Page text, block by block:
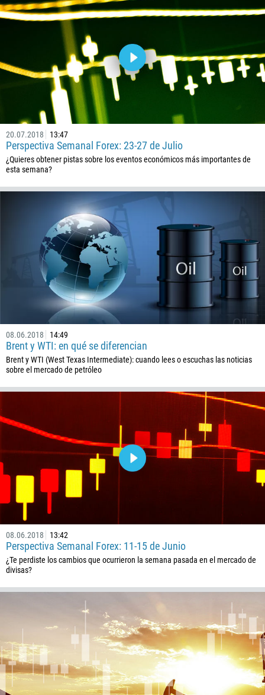
20.07.2018 13:47
Perspectiva Semanal Forex: 23-27 de Julio
¿Quieres obtener pistas sobre los eventos económicos más importantes de
esta semana?
08.06.2018 14:49
Brent y WTI: en qué se diferencian
Brent y WTI (West Texas Intermediate): cuando lees o escuchas las noticias
sobre el mercado de petróleo
08.06.2018 13:42
Perspectiva Semanal Forex: 11-15 de Junio
¿Te perdiste los cambios que ocurrieron la semana pasada en el mercado de
divisas?
Callback
Número telefónico
1
93
355
213
1684
376
1268
54
374
297
43
994
1242
880
375
501
229
Programar una llamada
00:00 23:00
Ingresa tu email
PEDIR UNA LLAMADA